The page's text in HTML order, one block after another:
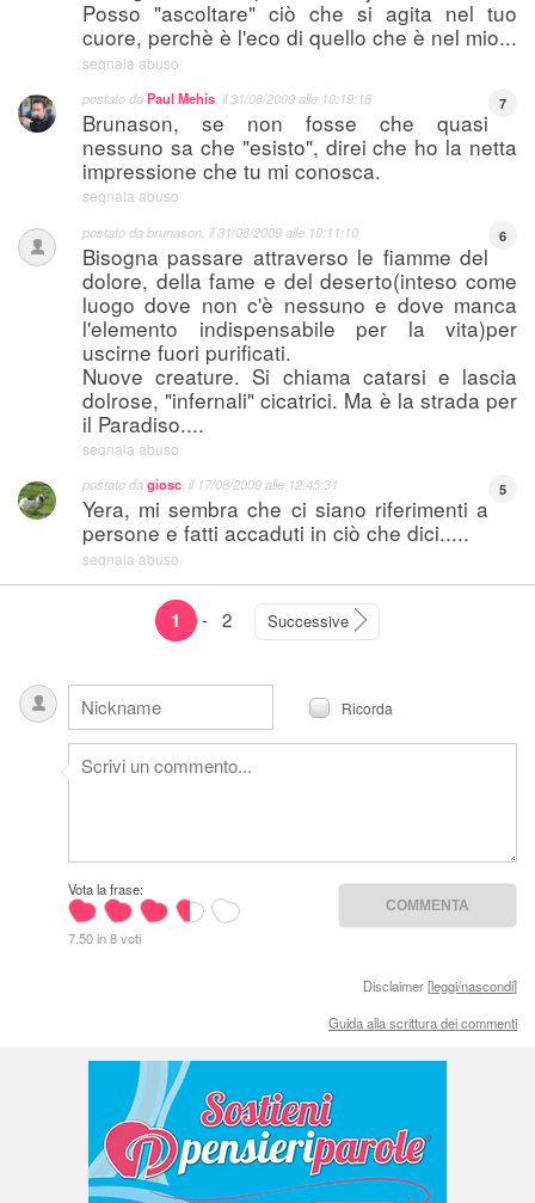
Posso "ascoltare" ciò che si agita nel tuo
cuore, perchè è l'eco di quello che è nel mio...
segnala abuso
7
postato daPaul Mehis , il31/08/2009 alle 10:19:16
Brunason, se non fosse che quasi
nessuno sa che "esisto", direi che ho la netta
impressione che tu mi conosca.
segnala abuso
6
postato dabrunason , il31/08/2009 alle 10:11:10
Bisogna passare attraverso le fiamme del
dolore, della fame e del deserto(inteso come
luogo dove non c'è nessuno e dove manca
l'elemento indispensabile per la vita)per
uscirne fuori purificati.
Nuove creature. Si chiama catarsi e lascia
dolrose, "infernali" cicatrici. Ma è la strada per
il Paradiso....
segnala abuso
5
postato dagiosc, il 17/08/2009 alle 12:45:31
Yera, mi sembra che ci siano riferimenti a
persone e fatti accaduti in ciò che dici.....
segnala abuso
1 - 2 Successive
Ricorda
Vota la frase:
7.50 in 8 voti
Disclaimer [leggi/nascondi]
Guida alla scrittura dei commenti